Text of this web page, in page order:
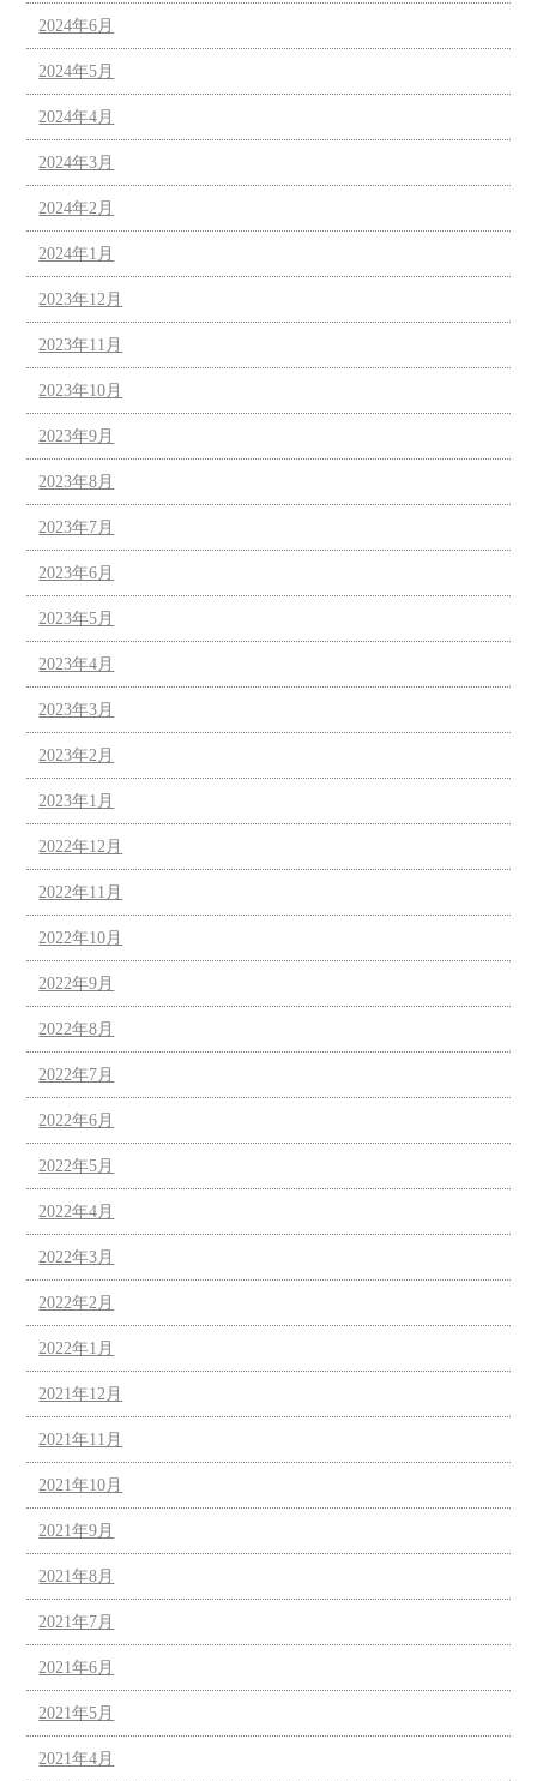
2024年6月
2024年5月
2024年4月
2024年3月
2024年2月
2024年1月
2023年12月
2023年11月
2023年10月
2023年9月
2023年8月
2023年7月
2023年6月
2023年5月
2023年4月
2023年3月
2023年2月
2023年1月
2022年12月
2022年11月
2022年10月
2022年9月
2022年8月
2022年7月
2022年6月
2022年5月
2022年4月
2022年3月
2022年2月
2022年1月
2021年12月
2021年11月
2021年10月
2021年9月
2021年8月
2021年7月
2021年6月
2021年5月
2021年4月